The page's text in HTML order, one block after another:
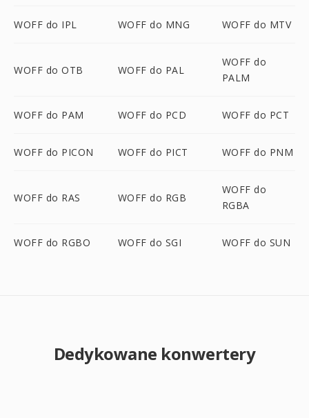
WOFF do IPL WOFF do MNG WOFF do MTV
WOFF do OTB WOFF do PAL
WOFF do
PALM
WOFF do PAM WOFF do PCD WOFF do PCT
WOFF do PICON WOFF do PICT WOFF do PNM
WOFF do RAS WOFF do RGB
WOFF do
RGBA
WOFF do RGBO WOFF do SGI WOFF do SUN
Dedykowane konwertery